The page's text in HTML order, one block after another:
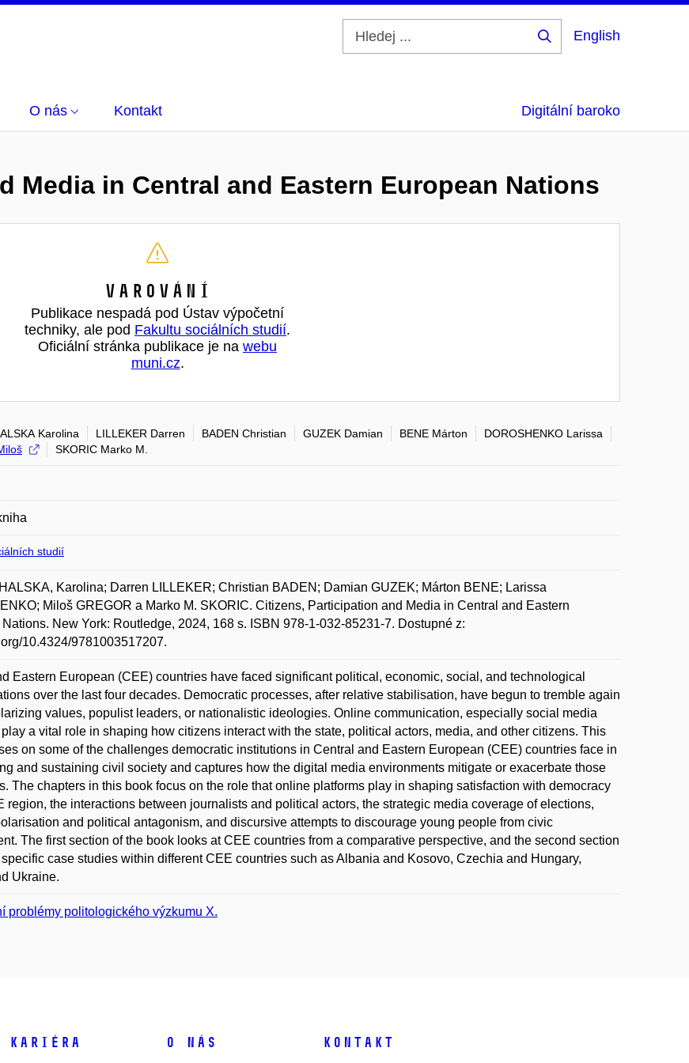
English
O nás Kontakt Digitální baroko
Media in Central and Eastern European Nations
Varování
Publikace nespadá pod Ústav výpočetní
techniky, ale pod Fakultu sociálních studií.
Oficiální stránka publikace je na webu
muni.cz.
Karolina LILLEKER Darren BADEN Christian GUZEK Damian BENE Márton
DOROSHENKO Larissa
SKORIC Marko M.
studií
Karolina; Darren LILLEKER; Christian BADEN; Damian GUZEK; Márton BENE; Larissa
Miloš GREGOR a Marko M. SKORIC. Citizens, Participation and Media in Central and Eastern
New York: Routledge, 2024, 168 s. ISBN 978-1-032-85231-7. Dostupné z:
10.4324/9781003517207.
Eastern European (CEE) countries have faced significant political, economic, social, and technological
over the last four decades. Democratic processes, after relative stabilisation, have begun to tremble again
values, populist leaders, or nationalistic ideologies. Online communication, especially social media
a vital role in shaping how citizens interact with the state, political actors, media, and other citizens. This
on some of the challenges democratic institutions in Central and Eastern European (CEE) countries face in
and sustaining civil society and captures how the digital media environments mitigate or exacerbate those
The chapters in this book focus on the role that online platforms play in shaping satisfaction with democracy
region, the interactions between journalists and political actors, the strategic media coverage of elections,
and political antagonism, and discursive attempts to discourage young people from civic
The first section of the book looks at CEE countries from a comparative perspective, and the second section
case studies within different CEE countries such as Albania and Kosovo, Czechia and Hungary,
Ukraine.
problémy politologického výzkumu X.
Kariéra O nás Kontakt